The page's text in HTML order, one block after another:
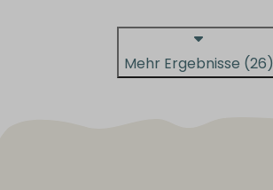
Mehr Ergebnisse (26)